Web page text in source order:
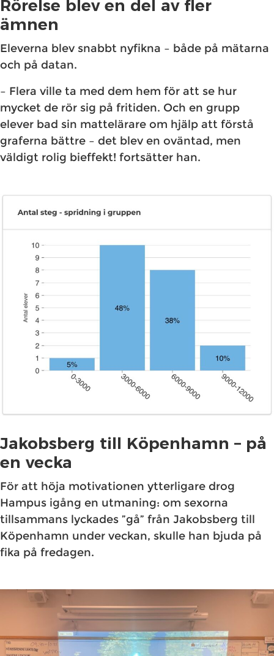
Rörelse blev en del av fler
ämnen
Eleverna blev snabbt nyfikna – både på mätarna
och på datan.
– Flera ville ta med dem hem för att se hur
mycket de rör sig på fritiden. Och en grupp
elever bad sin mattelärare om hjälp att förstå
graferna bättre – det blev en oväntad, men
väldigt rolig bieffekt! fortsätter han.
Jakobsberg till Köpenhamn – på
en vecka
För att höja motivationen ytterligare drog
Hampus igång en utmaning: om sexorna
tillsammans lyckades ”gå” från Jakobsberg till
Köpenhamn under veckan, skulle han bjuda på
fika på fredagen.